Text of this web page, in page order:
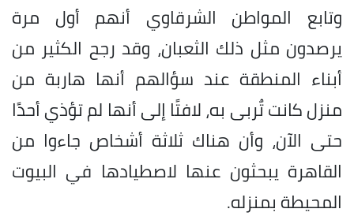
وتابع المواطن الشرقاوي أنهم أول مرة
يرصدون مثل ذلك الثعبان، وقد رجح الكثير من
أبناء المنطقة عند سؤالهم أنها هاربة من
منزل كانت تٌربى به، لافتًا إلى أنها لم تؤذي أحدًا
حتى الآن، وأن هناك ثلاثة أشخاص جاءوا من
القاهرة يبحثون عنها لاصطيادها في البيوت
المحيطة بمنزله.